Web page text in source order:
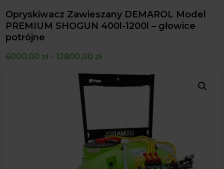
biuro@ ... pokaż e-mail
Biuro obsługi klienta czynne Pn-Sb: 8:00 – 20:00
Opryskiwacz Zawieszany DEMAROL Model
PREMIUM SHOGUN 400l-1200l – głowice
potrójne
6000,00 zł–12800,00 zł